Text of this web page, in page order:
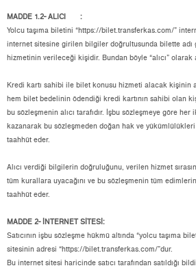
MADDE 1.2- ALICI :
Yolcu taşıma biletini “https://bilet.transferkas.com/”
internet sitesine girilen bilgiler doğrultusunda bilette adı
hizmetinin verileceği kişidir. Bundan böyle “alıcı” olarak
Kredi kartı sahibi ile bilet konusu hizmeti alacak kişinin
hem bilet bedelinin ödendiği kredi kartının sahibi olan
bu sözleşmenin alıcı tarafıdır. İşbu sözleşmeye göre her
kazanarak bu sözleşmeden doğan hak ve
taahhüt eder.
Alıcı verdiği bilgilerin doğruluğunu, verilen hizmet
tüm kurallara uyacağını ve bu sözleşmenin tüm
taahhüt eder.
MADDE 2- İNTERNET SİTESİ:
Satıcının işbu sözleşme hükmü altında “yolcu taşıma
sitesinin adresi “https://bilet.transferkas.com/”dur.
Bu internet sitesi haricinde satıcı tarafından satıldığı